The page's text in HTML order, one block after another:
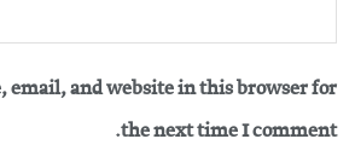
email, and website in this browser for
the next time I comment.